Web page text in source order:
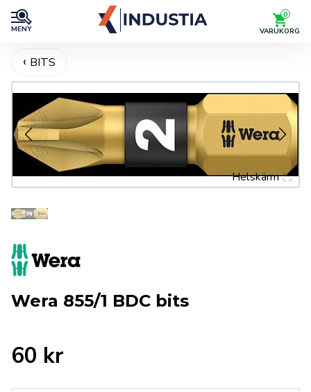
MENY
0
VARUKORG
BITS
Helskärm
Wera 855/1 BDC bits
60 kr